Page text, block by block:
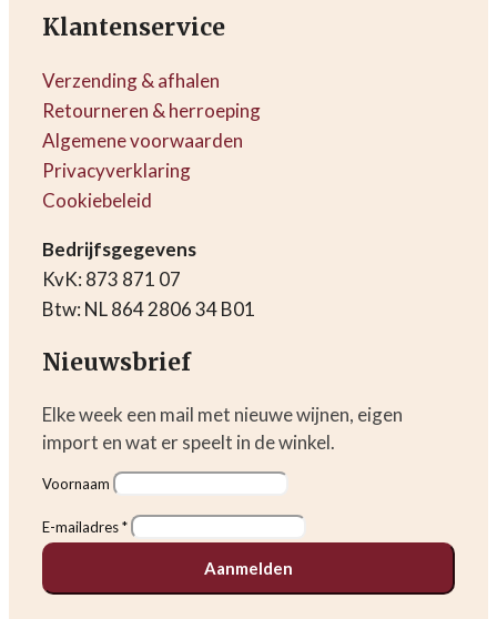
Klantenservice
Verzending & afhalen
Retourneren & herroeping
Algemene voorwaarden
Privacyverklaring
Cookiebeleid
Bedrijfsgegevens
KvK: 873 871 07
Btw: NL 864 2806 34 B01
Nieuwsbrief
Elke week een mail met nieuwe wijnen, eigen
import en wat er speelt in de winkel.
Voornaam
E-mailadres *
Aanmelden